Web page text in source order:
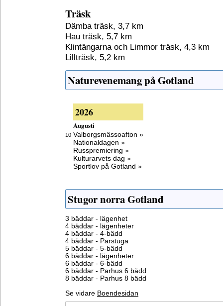
Träsk
Dämba träsk, 3,7 km
Hau träsk, 5,7 km
Klintängarna och Limmor träsk, 4,3 km
Lillträsk, 5,2 km
Naturevenemang på Gotland
2026
Augusti
10 Valborgsmässoafton »
Nationaldagen »
Russpremiering »
Kulturarvets dag »
Sportlov på Gotland »
Stugor norra Gotland
3 bäddar - lägenhet
4 bäddar - lägenheter
4 bäddar - 4-bädd
4 bäddar - Parstuga
5 bäddar - 5-bädd
6 bäddar - lägenheter
6 bäddar - 6-bädd
6 bäddar - Parhus 6 bädd
8 bäddar - Parhus 8 bädd
Se vidare Boendesidan